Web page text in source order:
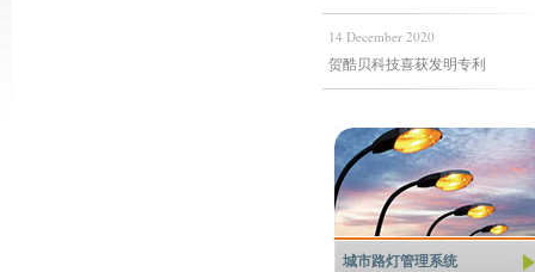
14 December 2020
贺酷贝科技喜获发明专利
城市路灯管理系统